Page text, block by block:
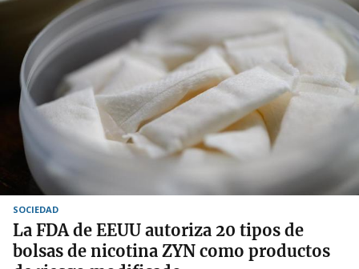
SOCIEDAD
La FDA de EEUU autoriza 20 tipos de
bolsas de nicotina ZYN como productos